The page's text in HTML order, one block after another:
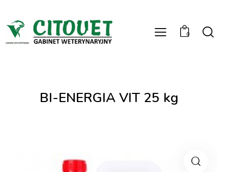
0
BI-ENERGIA VIT 25 kg